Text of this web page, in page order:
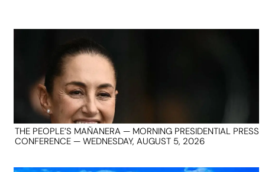
THE PEOPLE’S MAÑANERA — MORNING PRESIDENTIAL PRESS
CONFERENCE — WEDNESDAY, AUGUST 5, 2026